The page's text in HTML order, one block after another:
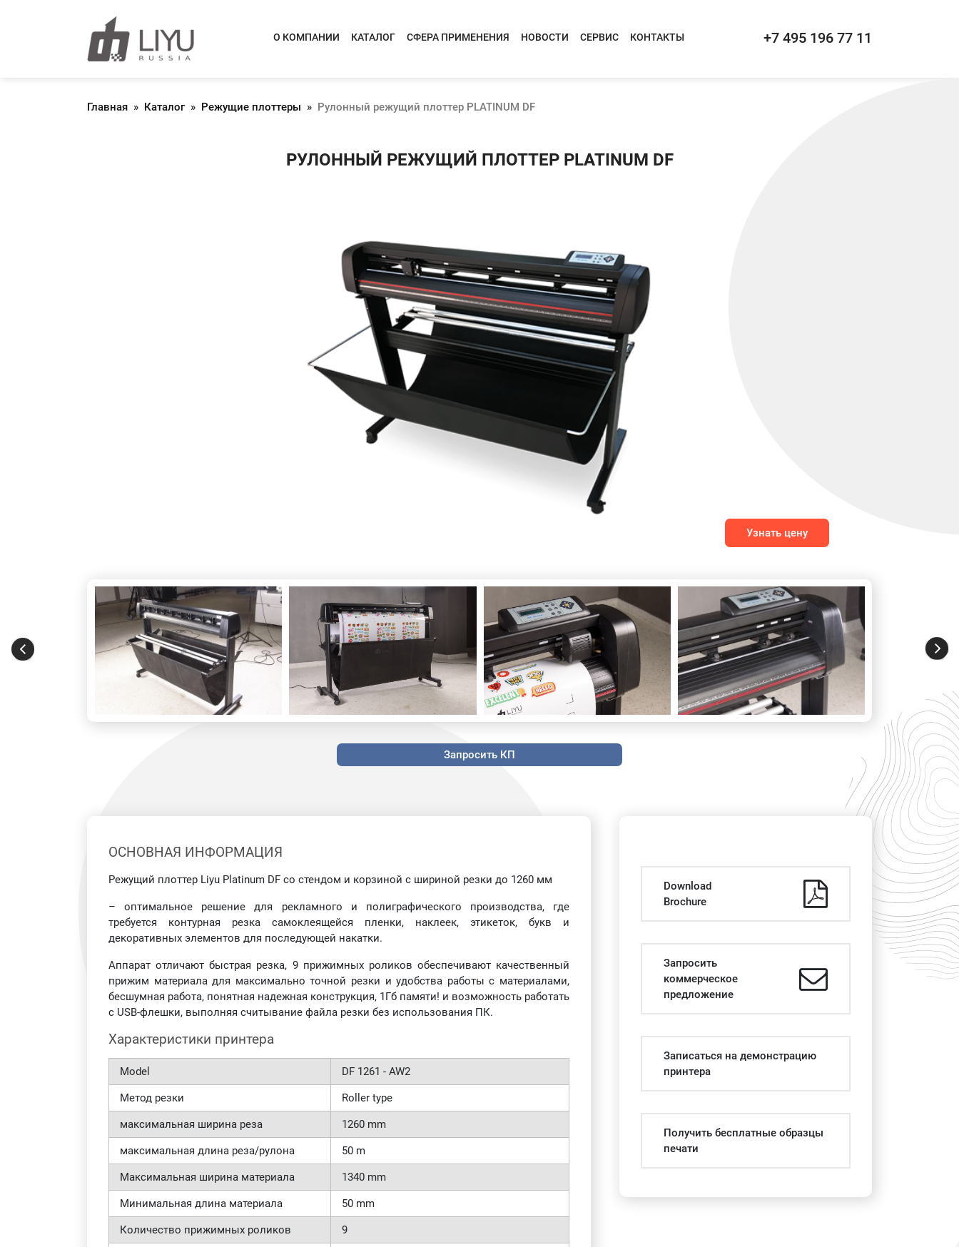
О КОМПАНИИ КАТАЛОГ СФЕРА ПРИМЕНЕНИЯ НОВОСТИ СЕРВИС КОНТАКТЫ +7 495 196 77 11
Главная » Каталог » Режущие плоттеры » Рулонный режущий плоттер PLATINUM DF
РУЛОННЫЙ РЕЖУЩИЙ ПЛОТТЕР PLATINUM DF
Узнать цену
Запросить КП
ОСНОВНАЯ ИНФОРМАЦИЯ
Режущий плоттер Liyu Platinum DF со стендом и корзиной с шириной резки до 1260 мм
– оптимальное решение для рекламного и полиграфического производства, где
требуется контурная резка самоклеящейся пленки, наклеек, этикеток, букв и
декоративных элементов для последующей накатки.
Аппарат отличают быстрая резка, 9 прижимных роликов обеспечивают качественный
прижим материала для максимально точной резки и удобства работы с материалами,
бесшумная работа, понятная надежная конструкция, 1Гб памяти! и возможность работать
с USB-флешки, выполняя считывание файла резки без использования ПК.
Характеристики принтера
Model DF 1261 - AW2
Метод резки Roller type
максимальная ширина реза 1260 mm
максимальная длина реза/рулона 50 m
Максимальная ширина материала 1340 mm
Минимальная длина материала 50 mm
Количество прижимных роликов 9
Download
Brochure
Запросить
коммерческое
предложение
Записаться на демонстрацию
принтера
Получить бесплатные образцы
печати